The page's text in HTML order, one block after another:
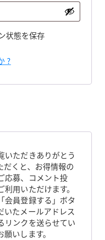
状態を保存
?
いただきありがとう
だくと、お得情報の
応募、コメント投
用いただけます。
会員登録する」ボタ
いたメールアドレス
リンクを送らせてい
いします。